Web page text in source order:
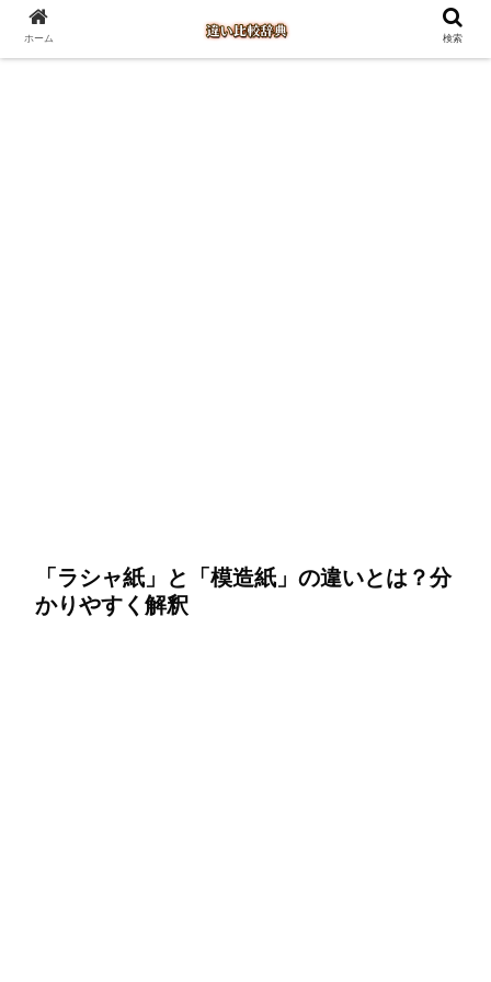
「ラシャ紙」と「模造紙」の違いとは？分
かりやすく解釈
ホーム 検索